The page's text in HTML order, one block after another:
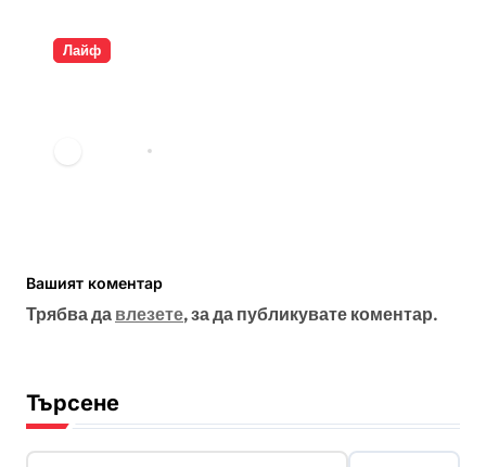
Лайф
Вашият коментар
Трябва да влезете, за да публикувате коментар.
Търсене